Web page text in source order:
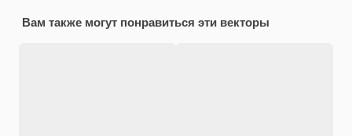
Вам также могут понравиться эти векторы